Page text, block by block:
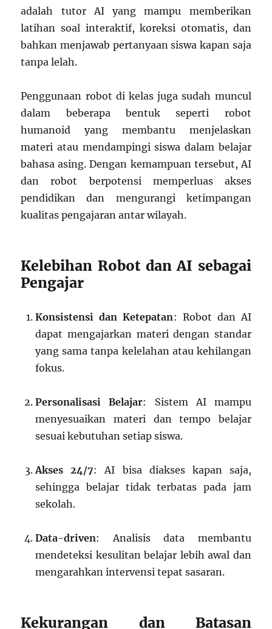
adalah tutor AI yang mampu memberikan
latihan soal interaktif, koreksi otomatis, dan
bahkan menjawab pertanyaan siswa kapan saja
tanpa lelah.
Penggunaan robot di kelas juga sudah muncul
dalam beberapa bentuk seperti robot
humanoid yang membantu menjelaskan
materi atau mendampingi siswa dalam belajar
bahasa asing. Dengan kemampuan tersebut, AI
dan robot berpotensi memperluas akses
pendidikan dan mengurangi ketimpangan
kualitas pengajaran antar wilayah.
Kelebihan Robot dan AI sebagai
Pengajar
Konsistensi dan Ketepatan: Robot dan AI
dapat mengajarkan materi dengan standar
yang sama tanpa kelelahan atau kehilangan
fokus.
Personalisasi Belajar: Sistem AI mampu
menyesuaikan materi dan tempo belajar
sesuai kebutuhan setiap siswa.
Akses 24/7: AI bisa diakses kapan saja,
sehingga belajar tidak terbatas pada jam
sekolah.
Data-driven: Analisis data membantu
mendeteksi kesulitan belajar lebih awal dan
mengarahkan intervensi tepat sasaran.
Kekurangan dan Batasan